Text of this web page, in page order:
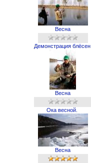
Весна
Демонстрация блёсен
Весна
Ока весной.
Весна